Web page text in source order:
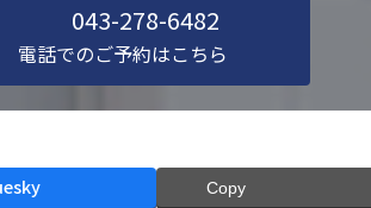
043-278-6482
電話でのご予約はこちら
Copy